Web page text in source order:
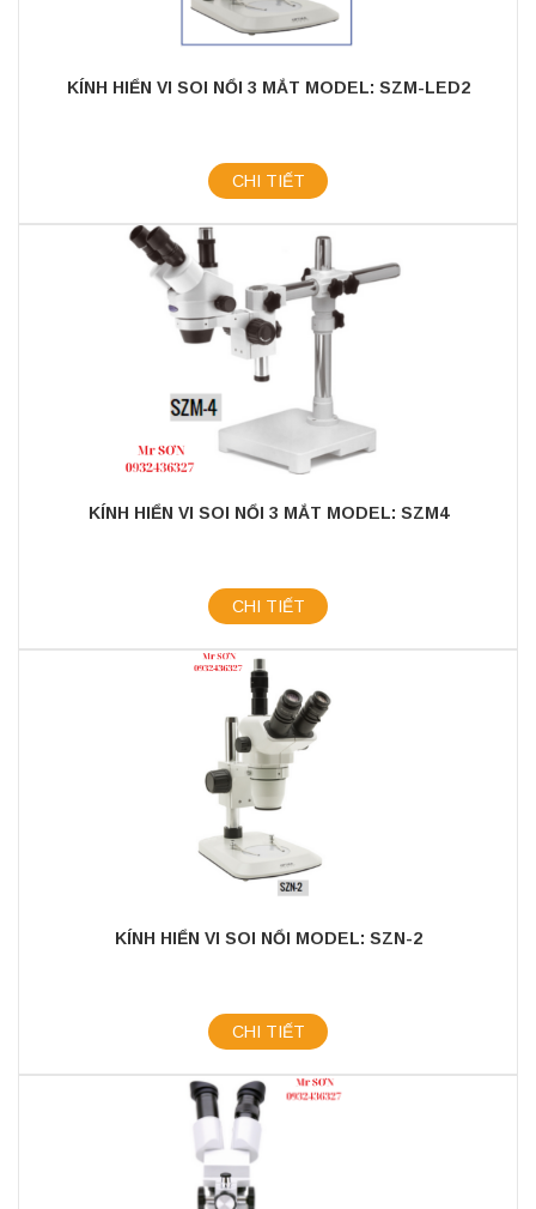
KÍNH HIỂN VI SOI NỔI 3 MẮT MODEL: SZM-LED2
CHI TIẾT
KÍNH HIỂN VI SOI NỔI 3 MẮT MODEL: SZM4
CHI TIẾT
KÍNH HIỂN VI SOI NỔI MODEL: SZN-2
CHI TIẾT